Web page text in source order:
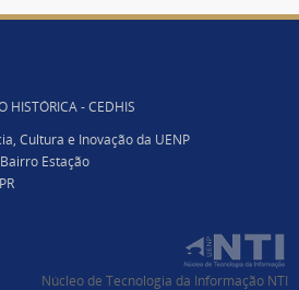
HISTÓRICA - CEDHIS
Cultura e Inovação da UENP
Estação
Núcleo de Tecnologia da Informação NTI